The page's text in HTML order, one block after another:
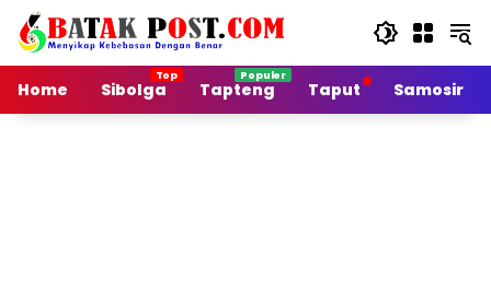
Langsung
konten
Home
Sibolga Tapteng Taput Samosir